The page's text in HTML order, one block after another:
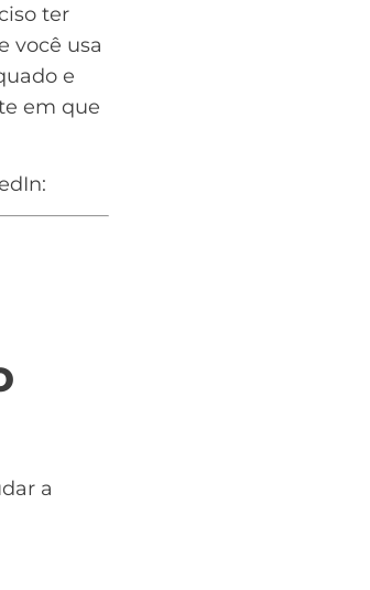
ter
você usa
e
em que
a